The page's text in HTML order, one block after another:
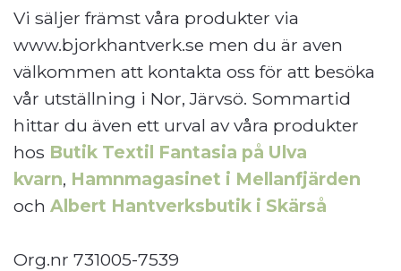
Vi säljer främst våra produkter via
www.bjorkhantverk.se men du är aven
välkommen att kontakta oss för att besöka
vår utställning i Nor, Järvsö. Sommartid
hittar du även ett urval av våra produkter
hos Butik Textil Fantasia på Ulva
kvarn, Hamnmagasinet i Mellanfjärden
och Albert Hantverksbutik i Skärså
Org.nr 731005-7539